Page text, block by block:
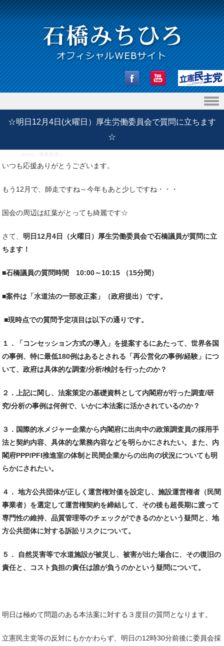
Skip to content
☆明日12月4日(火曜日）厚生労働委員会で質問に立ちます
☆
いつも応援ありがとうございます。
もう12月で、師走ですね～今年もあと少しですね・・・
国会の周辺は紅葉がとっても綺麗です☆
さて、 明日12月4日（火曜日）厚生労働委員会で石橋議員が質問に立
ちます！
■石橋議員の質問時間 10:00～10:15 （15分間）
■案件は「水道法の一部改正案」（政府提出）です。
■現時点での質問予定項目は以下の通りです。
１．「コンセッション方式の導入」を提案するにあたって、世界各国
の事例、特に最低180例はあるとされる「再公営化の事例/経験」につ
いて、政府は具体的な調査/分析/検討を行ったのか？
２．上記に関し、法案策定の基礎資料として内閣府が行った調査/研
究/分析の事例は何例で、いかに本法案に活かされているのか？
３．国際的水メジャー企業から内閣府に出向中の政策調査員の採用手
法と契約内容、具体的な業務内容などを明らかにされたい。また、内
閣府PPP/PFI推進室の体制と民間企業からの出向の状況についても明
らかにされたい。
４． 地方公共団体が正しく運営権対価を設定し、施設運営権者（民間
事業者）を選定して運営権契約を締結して、その後も超長期に渡って
専門性の維持、品質管理等のチェックができるのかという疑問と、地
方公共団体に対する訴訟リスクについて。
５． 自然災害等で水道施設が被災し、被害が出た場合に、その復旧の
責任と、コスト負担の責任は誰が負うのかという疑問について。
明日は極めて問題のある本法案に対する３度目の質問となります。
立憲民主党等の反対にもかかわらず、明日の12時30分前後に委員会採